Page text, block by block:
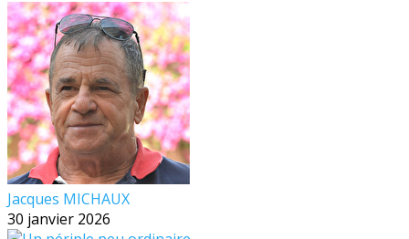
Jacques MICHAUX
30 janvier 2026